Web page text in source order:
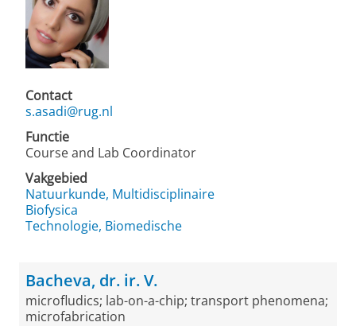
Contact
s.asadi@rug.nl
Functie
Course and Lab Coordinator
Vakgebied
Natuurkunde, Multidisciplinaire
Biofysica
Technologie, Biomedische
Bacheva, dr. ir. V.
microfludics; lab-on-a-chip; transport phenomena;
microfabrication